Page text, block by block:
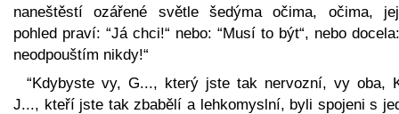
naneštěstí ozářené světle šedýma očima, očima,
pohled praví: “Já chci!“ nebo: “Musí to být“, nebo
neodpouštím nikdy!“
“Kdybyste vy, G..., který jste tak nervozní, vy oba,
J..., kteří jste tak zbabělí a lehkomyslní, byli spojeni s